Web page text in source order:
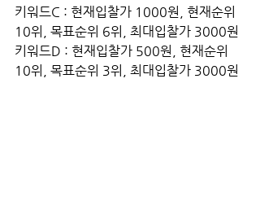
키워드C : 현재입찰가 1000원, 현재순위
10위, 목표순위 6위, 최대입찰가 3000원
키워드D : 현재입찰가 500원, 현재순위
10위, 목표순위 3위, 최대입찰가 3000원